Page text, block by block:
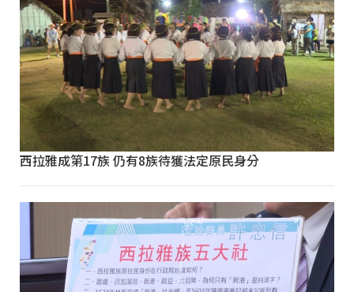
西拉雅成第17族 仍有8族待獲法定原民身分